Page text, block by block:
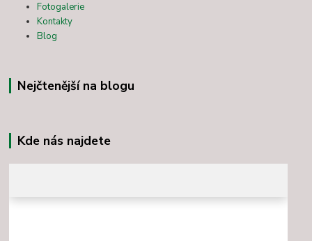
Fotogalerie
Kontakty
Blog
Nejčtenější na blogu
Kde nás najdete